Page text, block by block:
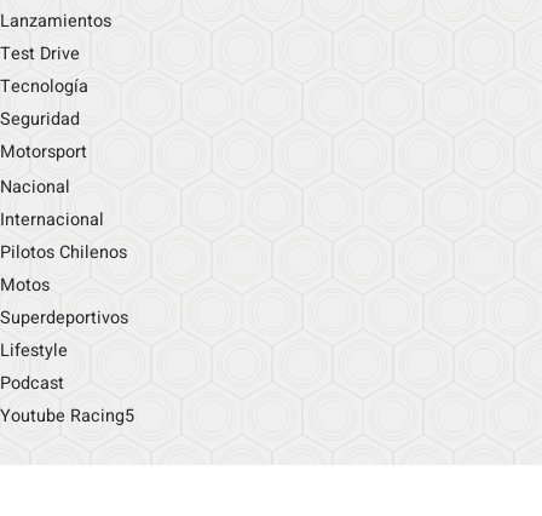
Lanzamientos
Test Drive
Tecnología
Seguridad
Motorsport
Nacional
Internacional
Pilotos Chilenos
Motos
Superdeportivos
Lifestyle
Podcast
Youtube Racing5